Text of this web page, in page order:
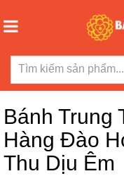
Bánh Trung
Hàng Đào
Thu Dịu Êm